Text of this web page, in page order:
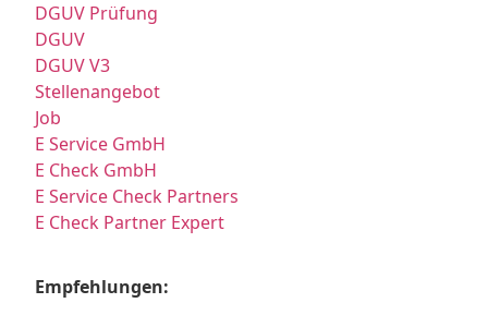
DGUV Prüfung
DGUV
DGUV V3
Stellenangebot
Job
E Service GmbH
E Check GmbH
E Service Check Partners
E Check Partner Expert
Empfehlungen: